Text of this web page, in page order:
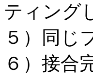
ティング
５）同じ
６）接合